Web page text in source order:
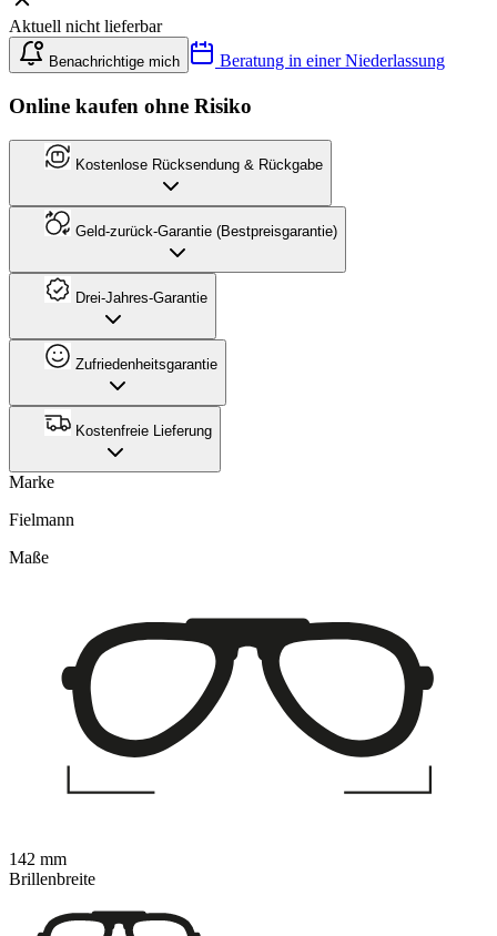
Aktuell nicht lieferbar
Benachrichtige mich Beratung in einer Niederlassung
Online kaufen ohne Risiko
Kostenlose Rücksendung & Rückgabe
Geld-zurück-Garantie (Bestpreisgarantie)
Drei-Jahres-Garantie
Zufriedenheitsgarantie
Kostenfreie Lieferung
Marke
Fielmann
Maße
142 mm
Brillenbreite